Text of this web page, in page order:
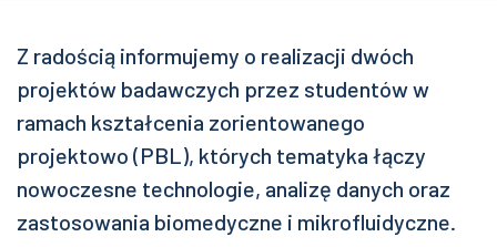
Z radością informujemy o realizacji dwóch
projektów badawczych przez studentów w
ramach kształcenia zorientowanego
projektowo (PBL), których tematyka łączy
nowoczesne technologie, analizę danych oraz
zastosowania biomedyczne i mikrofluidyczne.